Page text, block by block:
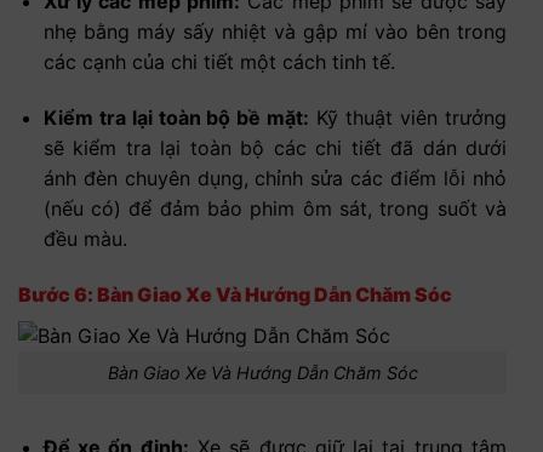
nhẹ bằng máy sấy nhiệt và gập mí vào bên trong
các cạnh của chi tiết một cách tinh tế.
Kiểm tra lại toàn bộ bề mặt: Kỹ thuật viên trưởng
sẽ kiểm tra lại toàn bộ các chi tiết đã dán dưới
ánh đèn chuyên dụng, chỉnh sửa các điểm lỗi nhỏ
(nếu có) để đảm bảo phim ôm sát, trong suốt và
đều màu.
Bước 6: Bàn Giao Xe Và Hướng Dẫn Chăm Sóc
Bàn Giao Xe Và Hướng Dẫn Chăm Sóc
Để xe ổn định: Xe sẽ được giữ lại tại trung tâm